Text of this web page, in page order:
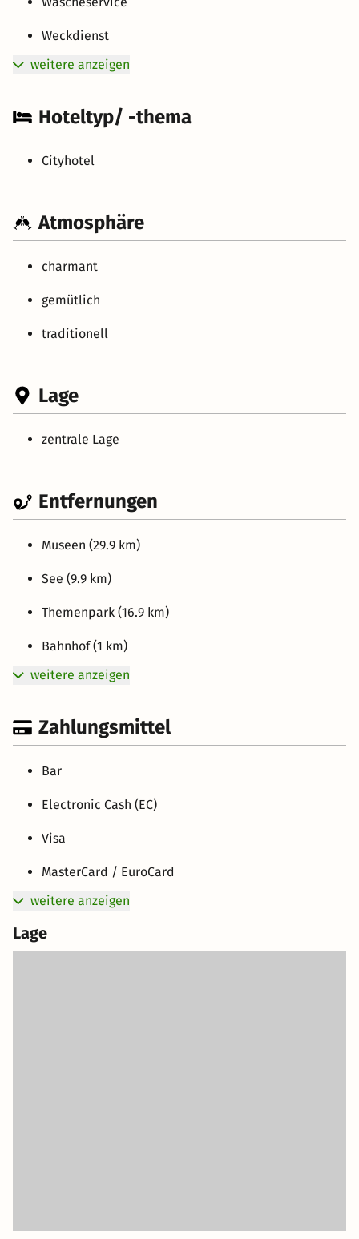
Weckdienst
weitere anzeigen
Hoteltyp/ -thema
Cityhotel
Atmosphäre
charmant
gemütlich
traditionell
Lage
zentrale Lage
Entfernungen
Museen (29.9 km)
See (9.9 km)
Themenpark (16.9 km)
Bahnhof (1 km)
weitere anzeigen
Zahlungsmittel
Bar
Electronic Cash (EC)
Visa
MasterCard / EuroCard
weitere anzeigen
Lage